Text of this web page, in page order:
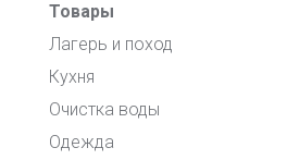
Товары
Лагерь и поход
Кухня
Очистка воды
Одежда